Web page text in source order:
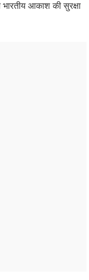
आकाश की सुरक्षा